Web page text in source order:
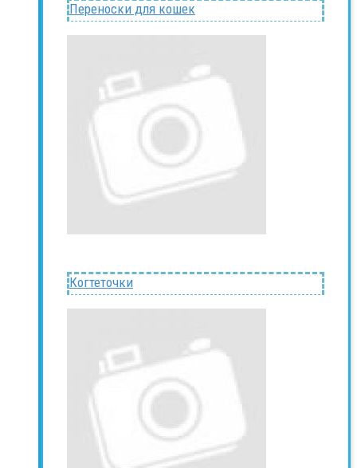
Переноски для кошек
Когтеточки